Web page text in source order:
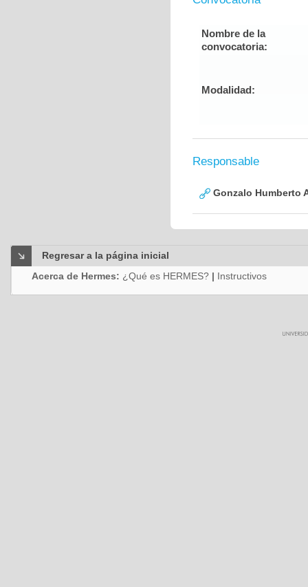
Nombre de la
convocatoria:
Modalidad:
Responsable
Gonzalo Humberto
Regresar a la página inicial
Acerca de Hermes: ¿Qué es HERMES? | Instructivos